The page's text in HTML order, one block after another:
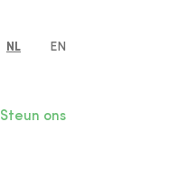
NL EN
Steun ons